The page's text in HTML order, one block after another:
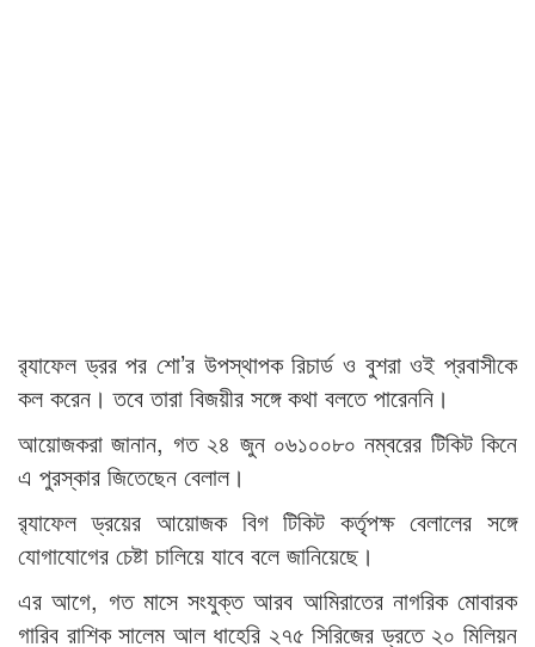
র‌্যাফেল ড্রর পর শো’র উপস্থাপক রিচার্ড ও বুশরা ওই প্রবাসীকে
কল করেন। তবে তারা বিজয়ীর সঙ্গে কথা বলতে পারেননি।
আয়োজকরা জানান, গত ২৪ জুন ০৬১০০৮০ নম্বরের টিকিট কিনে
এ পুরস্কার জিতেছেন বেলাল।
র‌্যাফেল ড্রয়ের আয়োজক বিগ টিকিট কর্তৃপক্ষ বেলালের সঙ্গে
যোগাযোগের চেষ্টা চালিয়ে যাবে বলে জানিয়েছে।
এর আগে, গত মাসে সংযুক্ত আরব আমিরাতের নাগরিক মোবারক
গারিব রাশিক সালেম আল ধাহেরি ২৭৫ সিরিজের ড্রতে ২০ মিলিয়ন